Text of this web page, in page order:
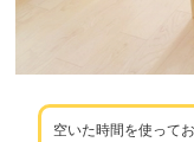
空いた時間を使って